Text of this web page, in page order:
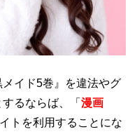
イド5巻』を違法やグ
るならば、「漫画
トを利用することにな